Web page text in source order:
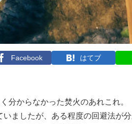
Facebook はてブ
分からなかった焚火のあれこれ。
ましたが、ある程度の回避法が